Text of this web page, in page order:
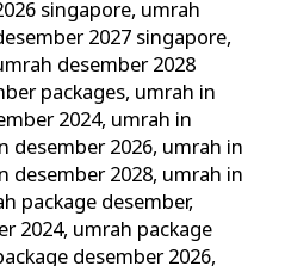
singapore, umrah
2027 singapore,
desember 2028
packages, umrah in
2024, umrah in
desember 2026, umrah in
desember 2028, umrah in
package desember,
2024, umrah package
desember 2026,